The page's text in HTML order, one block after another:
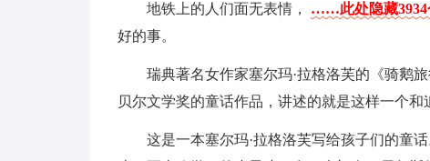
地铁上的人们面无表情， ……此处隐藏
好的事。
瑞典著名女作家塞尔玛·拉格洛芙的《骑鹅
贝尔文学奖的童话作品，讲述的就是这样一个和
这是一本塞尔玛·拉格洛芙写给孩子们的童